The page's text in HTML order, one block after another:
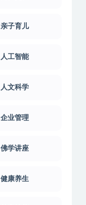
亲子育儿
人工智能
人文科学
企业管理
佛学讲座
健康养生